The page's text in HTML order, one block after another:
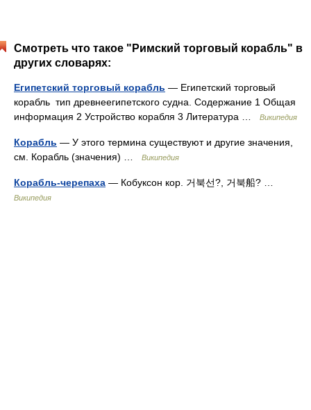
Смотреть что такое "Римский торговый корабль" в
других словарях:
Египетский торговый корабль — Египетский торговый
корабль тип древнеегипетского судна. Содержание 1 Общая
информация 2 Устройство корабля 3 Литература …
Википедия
Корабль — У этого термина существуют и другие значения,
см. Корабль (значения) …
Википедия
Корабль-черепаха — Кобуксон кор. 거북선?, 거북船? …
Википедия